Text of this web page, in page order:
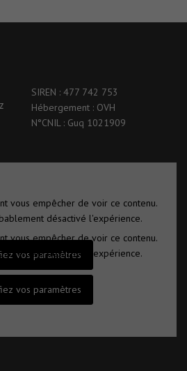
SIREN : 477 742 753
Hébergement : OVH
N°CNIL : Guq 1021909
vous empêcher de voir ce contenu.
désactivé l'expérience.
vos paramètres
vous empêcher de voir ce contenu.
désactivé l'expérience.
vos paramètres